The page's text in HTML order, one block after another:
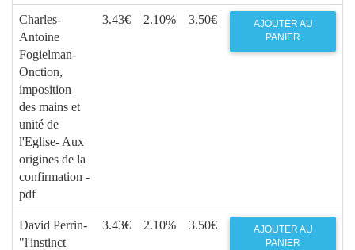
Charles-
Antoine
Fogielman-
Onction,
imposition
des mains et
unité de
l'Eglise- Aux
origines de la
confirmation -
pdf
3.43€ 2.10% 3.50€
AJOUTER AU
PANIER
David Perrin-
"l'instinct
3.43€ 2.10% 3.50€
AJOUTER AU
PANIER